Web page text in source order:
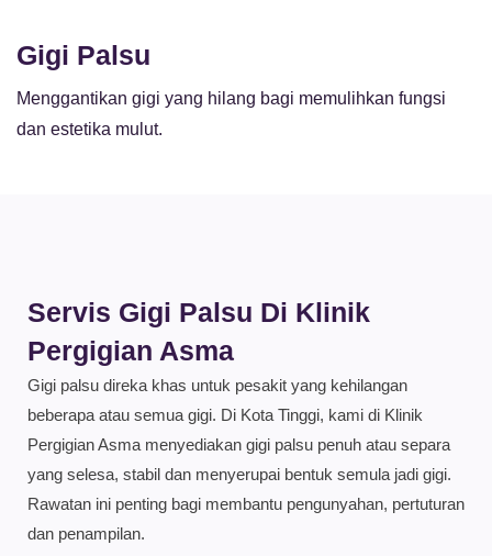
Gigi Palsu
Menggantikan gigi yang hilang bagi memulihkan fungsi
dan estetika mulut.
Servis Gigi Palsu Di Klinik
Pergigian Asma
Gigi palsu direka khas untuk pesakit yang kehilangan
beberapa atau semua gigi. Di Kota Tinggi, kami di Klinik
Pergigian Asma menyediakan gigi palsu penuh atau separa
yang selesa, stabil dan menyerupai bentuk semula jadi gigi.
Rawatan ini penting bagi membantu pengunyahan, pertuturan
dan penampilan.